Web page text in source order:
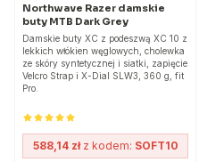
Northwave Razer damskie
buty MTB Dark Grey
Damskie buty XC z podeszwą XC 10 z
lekkich włókien węglowych, cholewka
ze skóry syntetycznej i siatki, zapięcie
Velcro Strap i X-Dial SLW3, 360 g, fit
Pro.
588,14 złz kodem: SOFT10